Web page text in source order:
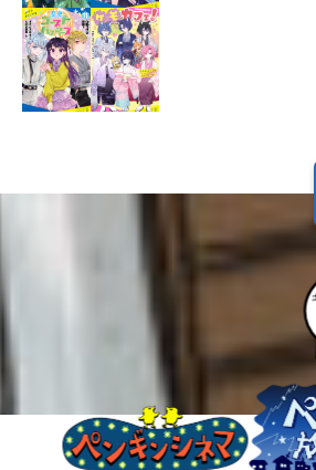
も
度
み
て
ね